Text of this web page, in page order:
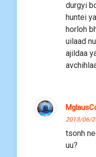
durgyi
huntei
horloh
uilaad
ajildaa
2013/06/
tsonh
uu?